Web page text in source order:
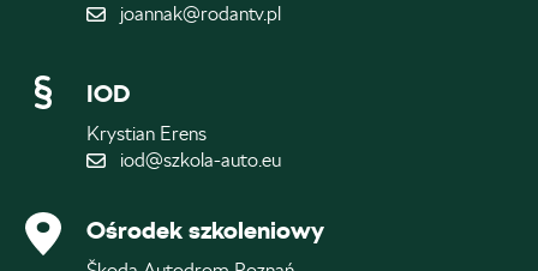
joannak@rodantv.pl
IOD
Krystian Erens
iod@szkola-auto.eu
Ośrodek szkoleniowy